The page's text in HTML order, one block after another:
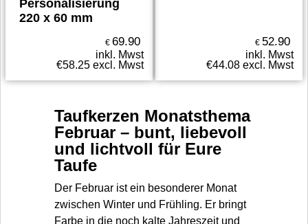
Personalisierung
220 x 60 mm
€ 69.90
inkl. Mwst
€58.25 excl. Mwst
€ 52.90
inkl. Mwst
€44.08 excl. Mwst
Taufkerzen Monatsthema
Februar – bunt, liebevoll
und lichtvoll für Eure
Taufe
Der Februar ist ein besonderer Monat
zwischen Winter und Frühling. Er bringt
Farbe in die noch kalte Jahreszeit und